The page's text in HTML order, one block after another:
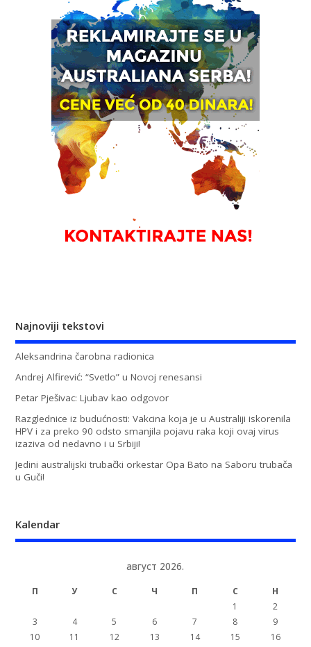
Najnoviji tekstovi
Aleksandrina čarobna radionica
Andrej Alfirević: “Svetlo” u Novoj renesansi
Petar Pješivac: Ljubav kao odgovor
Razglednice iz budućnosti: Vakcina koja je u Australiji iskorenila
HPV i za preko 90 odsto smanjila pojavu raka koji ovaj virus
izaziva od nedavno i u Srbiji!
Jedini australijski trubački orkestar Opa Bato na Saboru trubača
u Guči!
Kalendar
август 2026.
П У С Ч П С
Н
1
2
3
4 5 6 7 8
9
10
11 12 13 14 15
16